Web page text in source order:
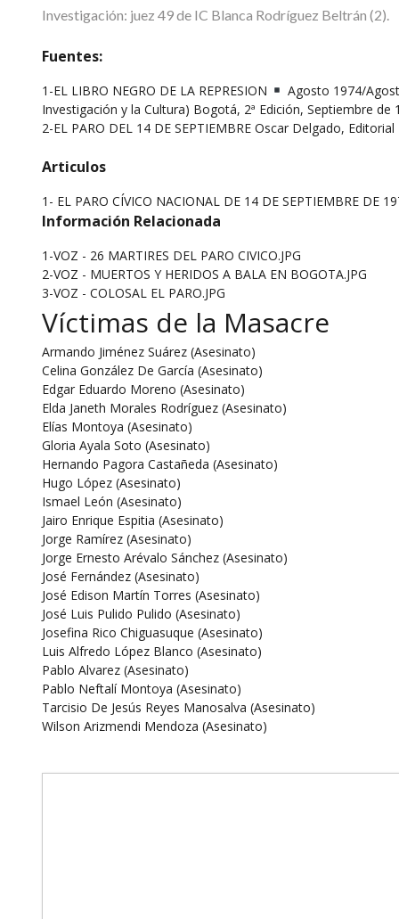
Investigación: juez 49 de IC Blanca Rodríguez Beltrán (2).
Fuentes:
1-EL LIBRO NEGRO DE LA REPRESION
Agosto 1974/
Investigación y la Cultura) Bogotá, 2ª Edición, Septiembre de
2-EL PARO DEL 14 DE SEPTIEMBRE Oscar Delgado,
Articulos
1- EL PARO CÍVICO NACIONAL DE 14 DE SEPTIEMBRE DE
Información Relacionada
1-VOZ - 26 MARTIRES DEL PARO CIVICO.JPG
2-VOZ - MUERTOS Y HERIDOS A BALA EN BOGOTA.JPG
3-VOZ - COLOSAL EL PARO.JPG
Víctimas de la Masacre
Armando Jiménez Suárez (Asesinato)
Celina González De García (Asesinato)
Edgar Eduardo Moreno (Asesinato)
Elda Janeth Morales Rodríguez (Asesinato)
Elías Montoya (Asesinato)
Gloria Ayala Soto (Asesinato)
Hernando Pagora Castañeda (Asesinato)
Hugo López (Asesinato)
Ismael León (Asesinato)
Jairo Enrique Espitia (Asesinato)
Jorge Ramírez (Asesinato)
Jorge Ernesto Arévalo Sánchez (Asesinato)
José Fernández (Asesinato)
José Edison Martín Torres (Asesinato)
José Luis Pulido Pulido (Asesinato)
Josefina Rico Chiguasuque (Asesinato)
Luis Alfredo López Blanco (Asesinato)
Pablo Alvarez (Asesinato)
Pablo Neftalí Montoya (Asesinato)
Tarcisio De Jesús Reyes Manosalva (Asesinato)
Wilson Arizmendi Mendoza (Asesinato)